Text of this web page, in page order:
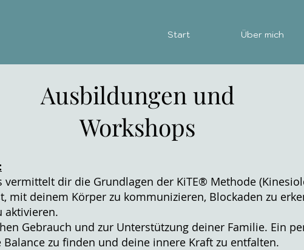
Start Über mich
Ausbildungen und
Workshops
vermittelt dir die Grundlagen der KiTE® Methode
mit deinem Körper zu kommunizieren, Blockaden zu
aktivieren.
Gebrauch und zur Unterstützung deiner Familie. Ein
zu finden und deine innere Kraft zu entfalten.